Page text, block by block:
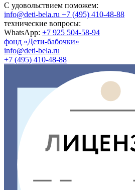
С удовольствием поможем:
info@deti-bela.ru +7 (495) 410-48-88
технические вопросы:
WhatsApp: +7 925 504-58-94
фонд «Дети-бабочки»
info@deti-bela.ru
+7 (495) 410-48-88